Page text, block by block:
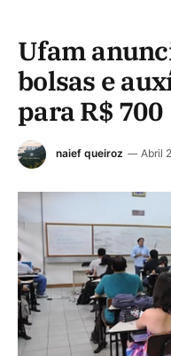
Ufam
bolsas e
para R$ 700
naief queiroz Abril